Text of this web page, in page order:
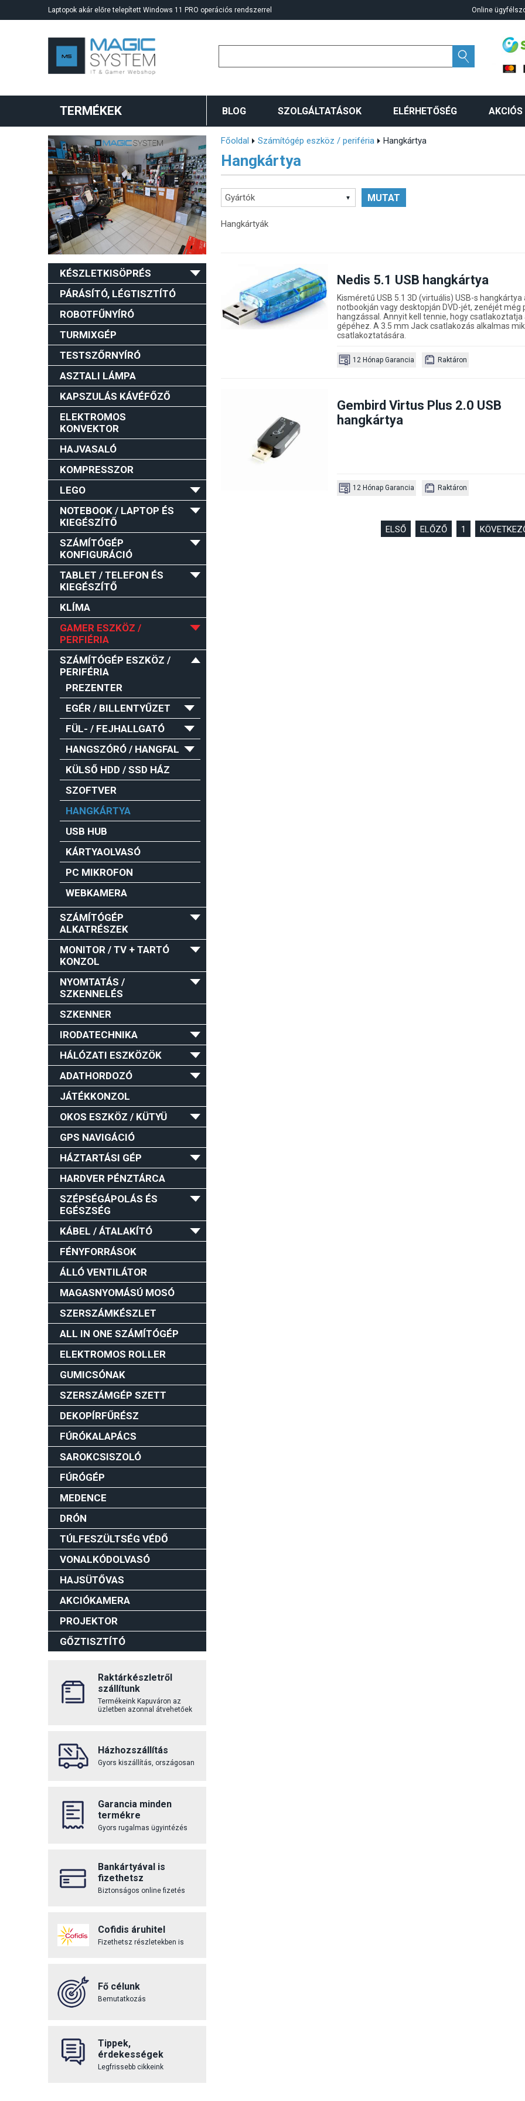
Laptopok akár előre telepített Windows 11 PRO operációs rendszerrel Online
TERMÉKEK BLOG SZOLGÁLTATÁSOK ELÉRHETŐSÉG AKCIÓS
KÉSZLETKISÖPRÉS
PÁRÁSÍTÓ, LÉGTISZTÍTÓ
ROBOTFŰNYÍRÓ
TURMIXGÉP
TESTSZŐRNYÍRÓ
ASZTALI LÁMPA
KAPSZULÁS KÁVÉFŐZŐ
ELEKTROMOS
KONVEKTOR
HAJVASALÓ
KOMPRESSZOR
LEGO
NOTEBOOK / LAPTOP ÉS
KIEGÉSZÍTŐ
SZÁMÍTÓGÉP
KONFIGURÁCIÓ
TABLET / TELEFON ÉS
KIEGÉSZÍTŐ
KLÍMA
GAMER ESZKÖZ /
PERFIÉRIA
SZÁMÍTÓGÉP ESZKÖZ /
PERIFÉRIA
PREZENTER
EGÉR / BILLENTYŰZET
FÜL- / FEJHALLGATÓ
HANGSZÓRÓ / HANGFAL
KÜLSŐ HDD / SSD HÁZ
SZOFTVER
HANGKÁRTYA
USB HUB
KÁRTYAOLVASÓ
PC MIKROFON
WEBKAMERA
SZÁMÍTÓGÉP
ALKATRÉSZEK
MONITOR / TV + TARTÓ
KONZOL
NYOMTATÁS /
SZKENNELÉS
SZKENNER
IRODATECHNIKA
HÁLÓZATI ESZKÖZÖK
ADATHORDOZÓ
JÁTÉKKONZOL
OKOS ESZKÖZ / KÜTYÜ
GPS NAVIGÁCIÓ
HÁZTARTÁSI GÉP
HARDVER PÉNZTÁRCA
SZÉPSÉGÁPOLÁS ÉS
EGÉSZSÉG
KÁBEL / ÁTALAKÍTÓ
FÉNYFORRÁSOK
ÁLLÓ VENTILÁTOR
MAGASNYOMÁSÚ MOSÓ
SZERSZÁMKÉSZLET
ALL IN ONE SZÁMÍTÓGÉP
ELEKTROMOS ROLLER
GUMICSÓNAK
SZERSZÁMGÉP SZETT
DEKOPÍRFŰRÉSZ
FÚRÓKALAPÁCS
SAROKCSISZOLÓ
FÚRÓGÉP
MEDENCE
DRÓN
TÚLFESZÜLTSÉG VÉDŐ
VONALKÓDOLVASÓ
HAJSÜTŐVAS
AKCIÓKAMERA
PROJEKTOR
GŐZTISZTÍTÓ
Raktárkészletről
szállítunk
Termékeink Kapuváron az
üzletben azonnal átvehetőek
Házhozszállítás
Gyors kiszállítás, országosan
Garancia minden
termékre
Gyors rugalmas ügyintézés
Bankártyával is
fizethetsz
Biztonságos online fizetés
Cofidis áruhitel
Fizethetsz részletekben is
Fő célunk
Bemutatkozás
Tippek,
érdekességek
Legfrissebb cikkeink
Főoldal Számítógép eszköz / periféria Hangkártya
Hangkártya
Gyártók
Hangkártyák
Nedis 5.1 USB hangkártya
Kisméretű USB 5.1 3D (virtuális) USB-s
notbookján vagy desktopján DVD-jét, zenéjét még
hangzással. Annyit kell tennie, hogy
gépéhez. A 3.5 mm Jack csatlakozás alkalmas
csatlakoztatására.
12 Hónap Garancia Raktáron
Gembird Virtus Plus 2.0 USB
hangkártya
12 Hónap Garancia Raktáron
ELSŐ ELŐZŐ 1